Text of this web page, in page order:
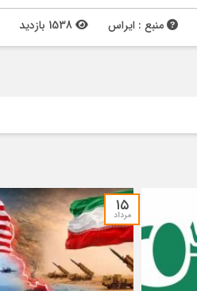
منبع : ایراس
۱۵
مرداد